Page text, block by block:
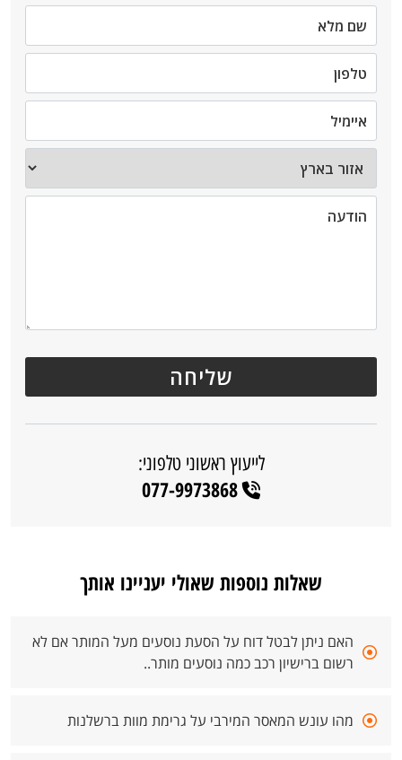
לייעוץ ראשוני טלפוני:
077-9973868
שאלות נוספות שאולי יעניינו אותך
האם ניתן לבטל דוח על הסעת נוסעים מעל המותר אם לא
רשום ברישיון רכב כמה נוסעים מותר..
מהו עונש המאסר המירבי על גרימת מוות ברשלנות